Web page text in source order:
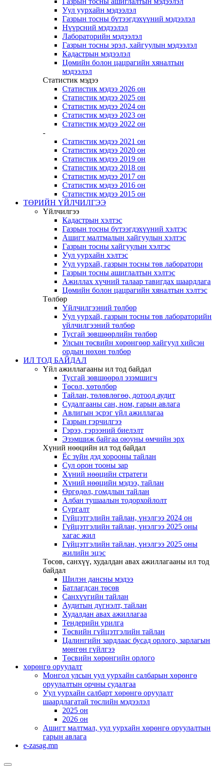
Уул уурхайн мэдээлэл
Газрын тосны бүтээгдэхүүний мэдээлэл
Нүүрсний мэдээлэл
Лабораторийн мэдээлэл
Газрын тосны эрэл, хайгуулын мэдээлэл
Кадастрын мэдээлэл
Цөмийн болон цацрагийн хяналтын
мэдээлэл
Статистик мэдээ
Статистик мэдээ 2026 он
Статистик мэдээ 2025 он
Статистик мэдээ 2024 он
Статистик мэдээ 2023 он
Статистик мэдээ 2022 он
-
Статистик мэдээ 2021 он
Статистик мэдээ 2020 он
Статистик мэдээ 2019 он
Статистик мэдээ 2018 он
Статистик мэдээ 2017 он
Статистик мэдээ 2016 он
Статистик мэдээ 2015 он
ТӨРИЙН ҮЙЛЧИЛГЭЭ
Үйлчилгээ
Кадастрын хэлтэс
Газрын тосны бүтээгдэхүүний хэлтэс
Ашигт малтмалын хайгуулын хэлтэс
Газрын тосны хайгуулын хэлтэс
Уул уурхайн хэлтэс
Уул уурхай, газрын тосны төв лаборатори
Газрын тосны ашиглалтын хэлтэс
Ажиллах хүчний талаар тавигдах шаардлага
Цөмийн болон цацрагийн хяналтын хэлтэс
Төлбөр
Үйлчилгээний төлбөр
Уул уурхай, газрын тосны төв лабораторийн
үйлчилгээний төлбөр
Тусгай зөвшөөрлийн төлбөр
Улсын төсвийн хөрөнгөөр хайгуул хийсэн
ордын нөхөн төлбөр
ИЛ ТОД БАЙДАЛ
Үйл ажиллагааны ил тод байдал
Тусгай зөвшөөрөл эзэмшигч
Төсөл, хөтөлбөр
Тайлан, төлөвлөгөө, дотоод аудит
Судалгааны сан, ном, гарын авлага
Авлигын эсрэг үйл ажиллагаа
Газрын гэрчилгээ
Гэрээ, гэрээний биелэлт
Эзэмшиж байгаа оюуны өмчийн эрх
Хүний нөөцийн ил тод байдал
Ёс зүйн дэд хорооны тайлан
Сул орон тооны зар
Хүний нөөцийн стратеги
Хүний нөөцийн мэдээ, тайлан
Өргөдөл, гомдлын тайлан
Албан тушаалын тодорхойлолт
Сургалт
Гүйцэтгэлийн тайлан, үнэлгээ 2024 он
Гүйцэтгэлийн тайлан, үнэлгээ 2025 оны
хагас жил
Гүйцэтгэлийн тайлан, үнэлгээ 2025 оны
жилийн эцэс
Төсөв, санхүү, худалдан авах ажиллагааны ил тод
байдал
Шилэн дансны мэдээ
Батлагдсан төсөв
Санхүүгийн тайлан
Аудитын дүгнэлт, тайлан
Худалдан авах ажиллагаа
Тендерийн урилга
Төсвийн гүйцэтгэлийн тайлан
Цалингийн зардлаас бусад орлого, зарлагын
мөнгөн гүйлгээ
Төсвийн хөрөнгийн орлого
хөрөнгө оруулалт
Монгол улсын уул уурхайн салбарын хөрөнгө
оруулалтын орчны судалгаа
Уул уурхайн салбарт хөрөнгө оруулалт
шаардлагатай төслийн мэдээлэл
2025 он
2026 он
Ашигт малтмал, уул уурхайн хөрөнгө оруулалтын
гарын авлага
e-zasag.mn